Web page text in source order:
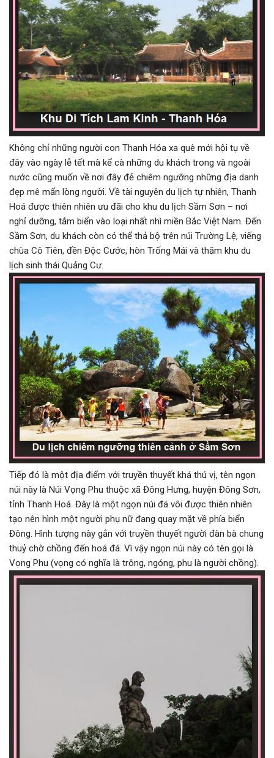
Không chỉ những người con Thanh Hóa xa quê mới hội tụ về
đây vào ngày lễ tết mà kể cà những du khách trong và ngoài
nước cũng muốn về nơi đây đẻ chiêm ngưỡng những địa danh
đẹp mê mẩn lòng người. Về tài nguyên du lịch tự nhiên, Thanh
Hoá được thiên nhiên ưu đãi cho khu du lịch Sầm Sơn – nơi
nghỉ dưỡng, tắm biển vào loại nhất nhì miền Bắc Việt Nam. Đến
Sầm Sơn, du khách còn có thể thả bộ trên núi Trường Lệ, viếng
chùa Cô Tiên, đền Độc Cước, hòn Trống Mái và thăm khu du
lịch sinh thái Quảng Cư.
Tiếp đó là một địa điểm với truyền thuyết khá thú vị, tên ngọn
núi này là Núi Vọng Phu thuộc xã Đông Hưng, huyện Đông Sơn,
tỉnh Thanh Hoá. Đây là một ngọn núi đá vôi được thiên nhiên
tạo nên hình một người phụ nữ đang quay mặt về phía biển
Đông. Hình tượng này gắn với truyền thuyết người đàn bà chung
thuỷ chờ chồng đến hoá đá. Vì vậy ngọn núi này có tên gọi là
Vọng Phu (vọng có nghĩa là trông, ngóng, phu là người chồng).